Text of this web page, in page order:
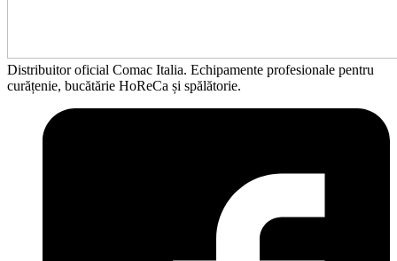
Distribuitor oficial Comac Italia. Echipamente profesionale pentru
curățenie, bucătărie HoReCa și spălătorie.